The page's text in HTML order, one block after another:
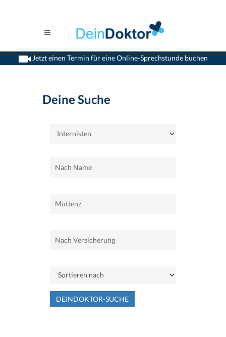
Jetzt einen Termin für eine Online-Sprechstunde buchen
>Home>Muttenz>Internisten
Deine Suche
DEINDOKTOR-SUCHE